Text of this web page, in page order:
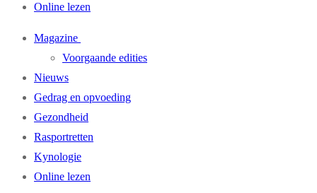
Online lezen
Magazine
Voorgaande edities
Nieuws
Gedrag en opvoeding
Gezondheid
Rasportretten
Kynologie
Online lezen